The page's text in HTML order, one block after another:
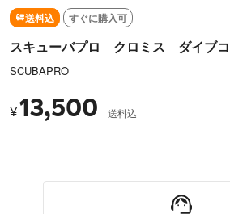
送料込 すぐに購入可
スキューバプロ クロミス ダイブ
SCUBAPRO
¥13,500 送料込